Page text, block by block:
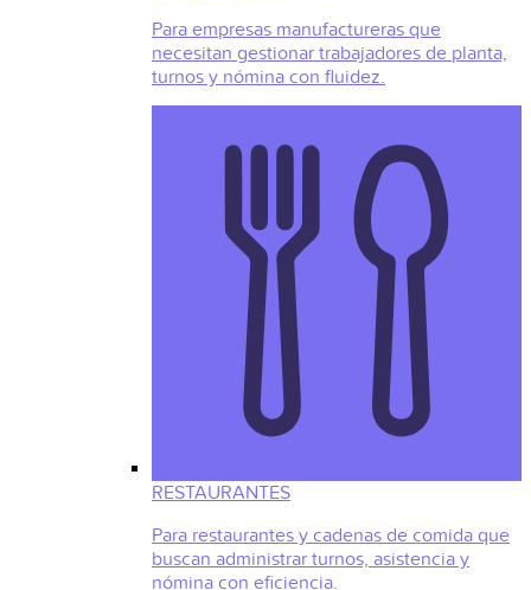
Para empresas manufactureras que
necesitan gestionar trabajadores de planta,
turnos y nómina con fluidez.
RESTAURANTES
Para restaurantes y cadenas de comida que
buscan administrar turnos, asistencia y
nómina con eficiencia.